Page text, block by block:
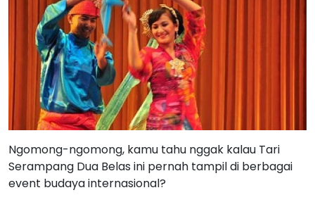
Ngomong-ngomong, kamu tahu nggak kalau Tari
Serampang Dua Belas ini pernah tampil di berbagai
event budaya internasional?